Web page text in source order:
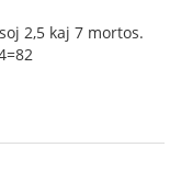
2,5 kaj 7 mortos.